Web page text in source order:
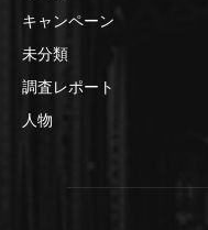
キャンペーン
未分類
調査レポート
人物